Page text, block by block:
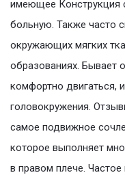
имеющее Конструкция
больную. Также часто
окружающих мягких
образованиях. Бывает
комфортно двигаться,
головокружения.
самое подвижное
которое выполняет
в правом плече.